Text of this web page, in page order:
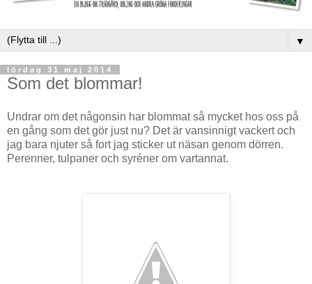
▼
lördag 31 maj 2014
Som det blommar!
Undrar om det någonsin har blommat så mycket hos oss på
en gång som det gör just nu? Det är vansinnigt vackert och
jag bara njuter så fort jag sticker ut näsan genom dörren.
Perenner, tulpaner och syréner om vartannat.